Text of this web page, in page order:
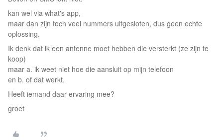
kan wel via what's app,
maar dan zijn toch veel nummers uitgesloten, dus geen echte
oplossing.
Ik denk dat ik een antenne moet hebben die versterkt (ze zijn te
koop)
maar a. ik weet niet hoe die aansluit op mijn telefoon
en b. of dat werkt.
Heeft iemand daar ervaring mee?
groet